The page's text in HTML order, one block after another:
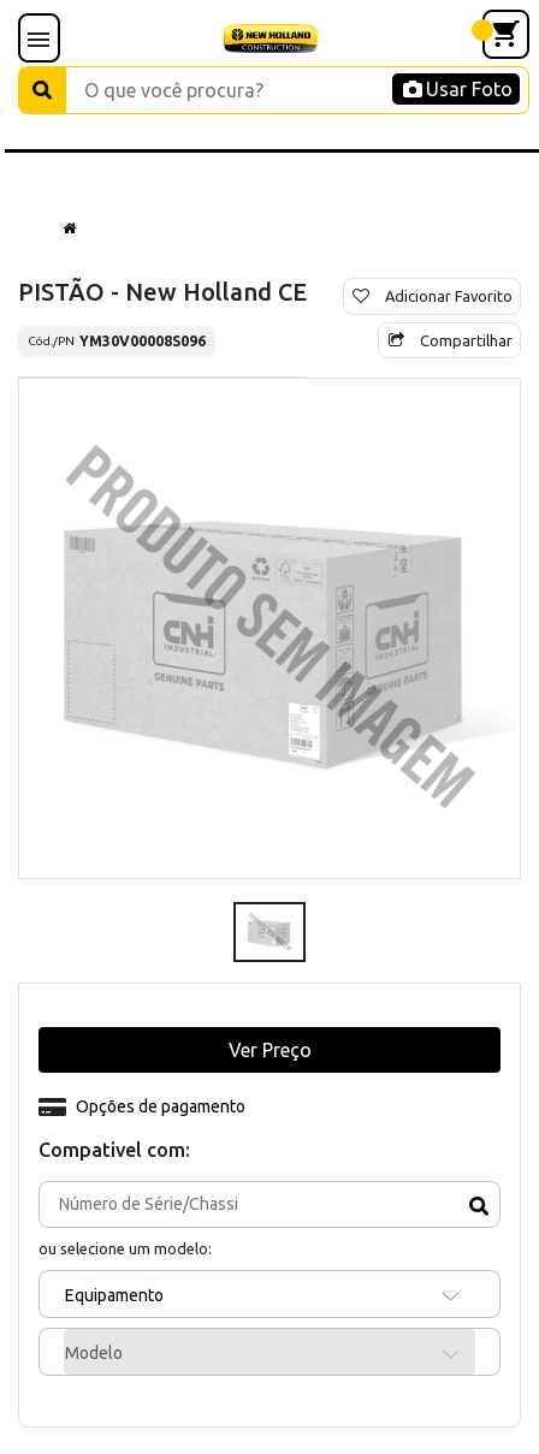
Usar Foto
PISTÃO - New Holland CE
Cód./PN YM30V00008S096
Adicionar Favorito
Compartilhar
Compativel com:
ou selecione um modelo:
Equipamento
Modelo
Opções de pagamento
Ver Preço